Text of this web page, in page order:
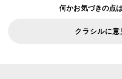
何かお気づきの点
クラシルに意